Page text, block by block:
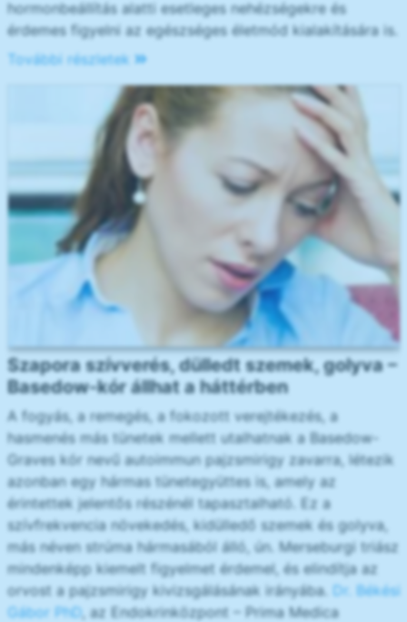
hormonbeállítás alatti esetleges nehézségekre és
érdemes figyelni az egészséges életmód kialakítására is.
További részletek
Szapora szívverés, dülledt szemek, golyva –
Basedow-kór állhat a háttérben
A fogyás, a remegés, a fokozott verejtékezés, a
hasmenés más tünetek mellett utalhatnak a Basedow-
Graves kór nevű autoimmun pajzsmirigy zavarra, létezik
azonban egy hármas tünetegyüttes is, amely az
érintettek jelentős részénél tapasztalható. Ez a
szívfrekvencia növekedés, kidülledő szemek és golyva,
más néven strúma hármasából álló, ún. Merseburgi triász
mindenképp kiemelt figyelmet érdemel, és elindítja az
orvost a pajzsmirigy kivizsgálásának irányába. Dr. Békési
Gábor PhD, az Endokrinközpont – Prima Medica